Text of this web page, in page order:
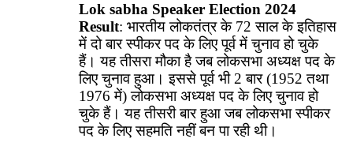
Lok sabha Speaker Election 2024
Result: भारतीय लोकतंत्र के 72 साल के इतिहास
में दो बार स्पीकर पद के लिए पूर्व में चुनाव हो चुके
हैं। यह तीसरा मौका है जब लोकसभा अध्यक्ष पद के
लिए चुनाव हुआ। इससे पूर्व भी 2 बार (1952 तथा
1976 में) लोकसभा अध्यक्ष पद के लिए चुनाव हो
चुके हैं। यह तीसरी बार हुआ जब लोकसभा स्पीकर
पद के लिए सहमति नहीं बन पा रही थी।